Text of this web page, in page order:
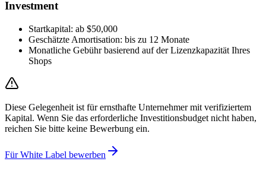
Investment
Startkapital: ab $50,000
Geschätzte Amortisation: bis zu 12 Monate
Monatliche Gebühr basierend auf der Lizenzkapazität Ihres
Shops
Diese Gelegenheit ist für ernsthafte Unternehmer mit verifiziertem
Kapital. Wenn Sie das erforderliche Investitionsbudget nicht haben,
reichen Sie bitte keine Bewerbung ein.
Für White Label bewerben